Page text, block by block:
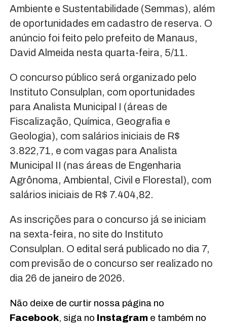
Ambiente e Sustentabilidade (Semmas), além
de oportunidades em cadastro de reserva. O
anúncio foi feito pelo prefeito de Manaus,
David Almeida nesta quarta-feira, 5/11.
O concurso público será organizado pelo
Instituto Consulplan, com oportunidades
para Analista Municipal I (áreas de
Fiscalização, Química, Geografia e
Geologia), com salários iniciais de R$
3.822,71, e com vagas para Analista
Municipal II (nas áreas de Engenharia
Agrônoma, Ambiental, Civil e Florestal), com
salários iniciais de R$ 7.404,82.
As inscrições para o concurso já se iniciam
na sexta-feira, no site do Instituto
Consulplan. O edital será publicado no dia 7,
com previsão de o concurso ser realizado no
dia 26 de janeiro de 2026.
Não deixe de curtir nossa página no
Facebook, siga no Instagrame também no